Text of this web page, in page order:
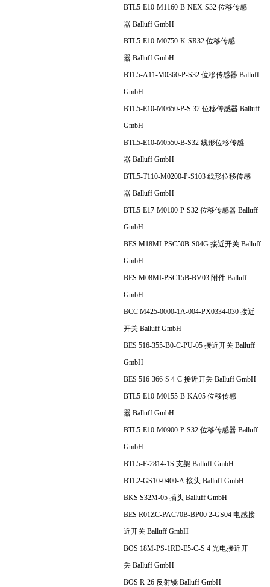
BTL5-E10-M1160-B-NEX-S32 位移传感
器 Balluff GmbH
BTL5-E10-M0750-K-SR32 位移传感
器 Balluff GmbH
BTL5-A11-M0360-P-S32 位移传感器 Balluff
GmbH
BTL5-E10-M0650-P-S 32 位移传感器 Balluff
GmbH
BTL5-E10-M0550-B-S32 线形位移传感
器 Balluff GmbH
BTL5-T110-M0200-P-S103 线形位移传感
器 Balluff GmbH
BTL5-E17-M0100-P-S32 位移传感器 Balluff
GmbH
BES M18MI-PSC50B-S04G 接近开关 Balluff
GmbH
BES M08MI-PSC15B-BV03 附件 Balluff
GmbH
BCC M425-0000-1A-004-PX0334-030 接近
开关 Balluff GmbH
BES 516-355-B0-C-PU-05 接近开关 Balluff
GmbH
BES 516-366-S 4-C 接近开关 Balluff GmbH
BTL5-E10-M0155-B-KA05 位移传感
器 Balluff GmbH
BTL5-E10-M0900-P-S32 位移传感器 Balluff
GmbH
BTL5-F-2814-1S 支架 Balluff GmbH
BTL2-GS10-0400-A 接头 Balluff GmbH
BKS S32M-05 插头 Balluff GmbH
BES R01ZC-PAC70B-BP00 2-GS04 电感接
近开关 Balluff GmbH
BOS 18M-PS-1RD-E5-C-S 4 光电接近开
关 Balluff GmbH
BOS R-26 反射镜 Balluff GmbH